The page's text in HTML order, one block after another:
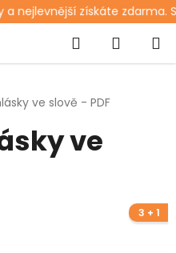
získáte zdarma.
Hledat
KOŠÍK
ve slově - PDF
ve
3 + 1